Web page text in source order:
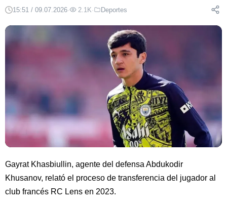
15:51 / 09.07.2026· 2.1K· Deportes
Gayrat Khasbiullin, agente del defensa Abdukodir
Khusanov, relató el proceso de transferencia del jugador al
club francés RC Lens en 2023.